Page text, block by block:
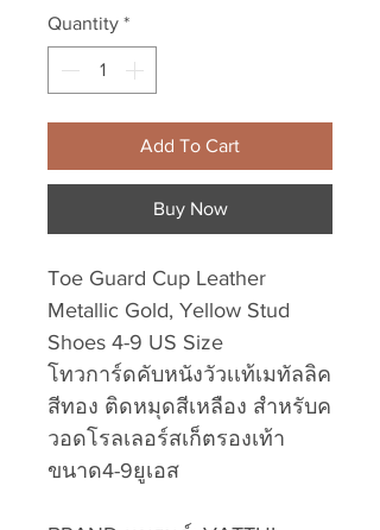
Quantity *
Add To Cart
Buy Now
Toe Guard Cup Leather
Metallic Gold, Yellow Stud
Shoes 4-9 US Size
โทวการ์ดคับหนังวัวเเท้เมทัลลิค
สีทอง ติดหมุดสีเหลือง สำหรับค
วอดโรลเลอร์สเก็ตรองเท้า
ขนาด4-9ยูเอส